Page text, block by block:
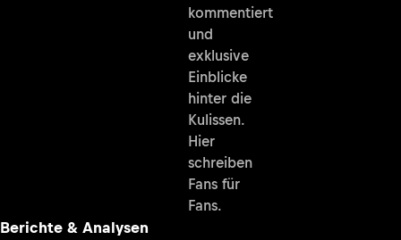
kommentiert
und
exklusive
Einblicke
hinter die
Kulissen.
Hier
schreiben
Fans für
Fans.
Berichte & Analysen